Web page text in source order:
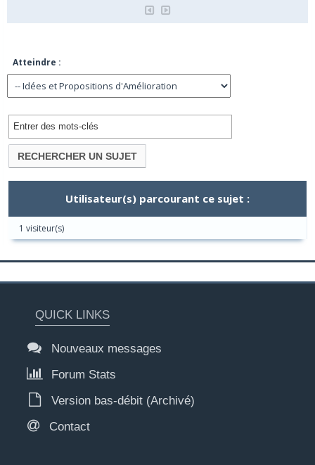
Atteindre :
Utilisateur(s) parcourant ce sujet :
1 visiteur(s)
QUICK LINKS
Nouveaux messages
Forum Stats
Version bas-débit (Archivé)
Contact